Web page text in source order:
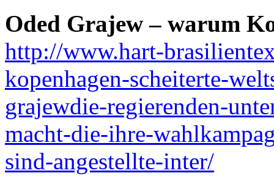
Oded Grajew – warum
http://www.hart-
kopenhagen-scheiterte-
grajewdie-regierenden-
macht-die-ihre-
sind-angestellte-inter/